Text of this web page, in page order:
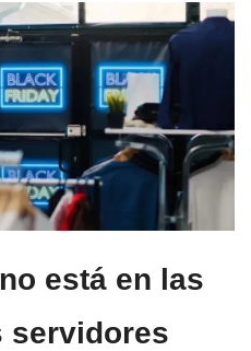
está en las
servidores